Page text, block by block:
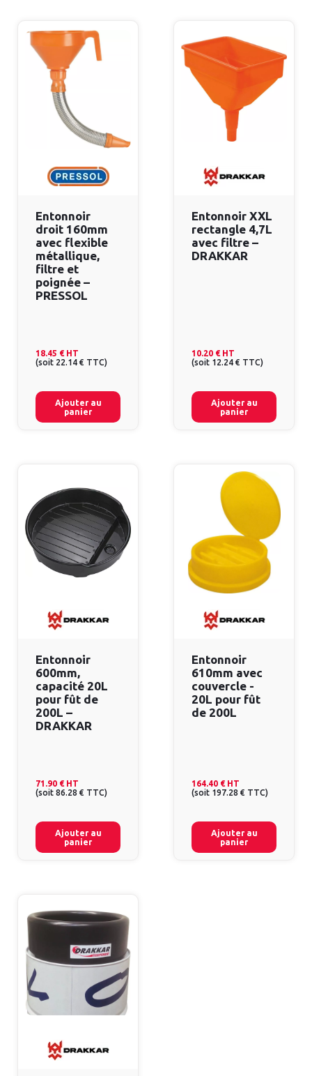
Entonnoir
droit 160mm
avec flexible
métallique,
filtre et
poignée –
PRESSOL
18.45 € HT
(soit 22.14 € TTC)
Ajouter au
panier
Entonnoir XXL
rectangle 4,7L
avec filtre –
DRAKKAR
10.20 € HT
(soit 12.24 € TTC)
Ajouter au
panier
Entonnoir
600mm,
capacité 20L
pour fût de
200L –
DRAKKAR
71.90 € HT
(soit 86.28 € TTC)
Ajouter au
panier
Entonnoir
610mm avec
couvercle -
20L pour fût
de 200L
164.40 € HT
(soit 197.28 € TTC)
Ajouter au
panier